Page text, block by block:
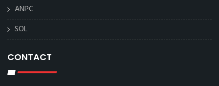
ANPC
SOL
CONTACT